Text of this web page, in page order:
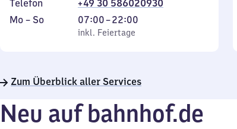
Telefon
+49 30 586020930
Montag
Mo – So,
inkl. Feiertage
07:00–22:00
Von
7
22
inkl. Feiertage
Zum Überblick aller Services
Neu auf bahnhof.de